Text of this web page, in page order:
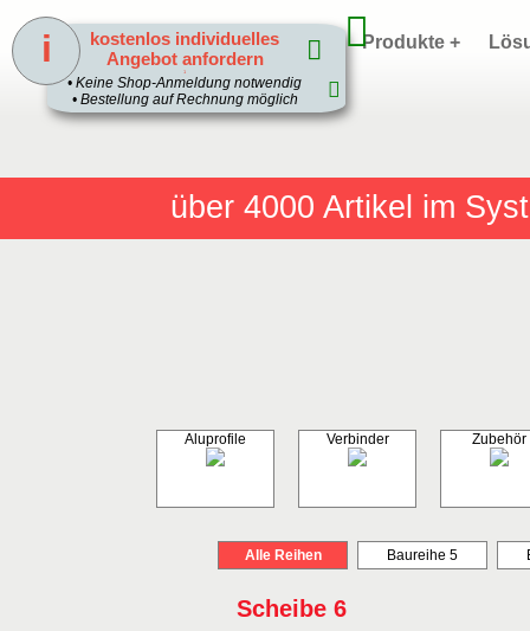
über 4000 Artikel im
Home Produkte +
Aluprofile Verbinder Zubehör
Alle Reihen Baureihe 5
Scheibe 6
kostenlos individuelles
Angebot anfordern
1
• Keine Shop-Anmeldung notwendig
• Bestellung auf Rechnung möglich
i